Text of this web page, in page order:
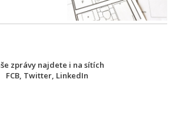
zprávy najdete i na sítích
FCB, Twitter, LinkedIn